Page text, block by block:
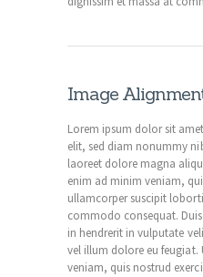
Image
Lorem ipsum dolor sit
elit, sed diam nonummy
laoreet dolore magna
enim ad minim veniam,
ullamcorper suscipit
commodo consequat.
in hendrerit in vulputate
vel illum dolore eu feugiat.
veniam, quis nostrud